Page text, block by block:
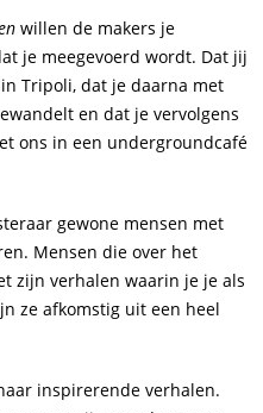
willen de makers je
je meegevoerd wordt. Dat jij
Tripoli, dat je daarna met
en dat je vervolgens
ons in een undergroundcafé
gewone mensen met
Mensen die over het
zijn verhalen waarin je je als
ze afkomstig uit een heel
inspirerende verhalen.